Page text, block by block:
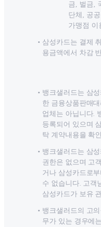
금, 벌금,
단체, 공
가맹점 이
삼성카드는 결제
용금액에서 차감
뱅크샐러드는 삼
한 금융상품판매
업체는 아닙니다.
등록되어 있으며
탁 계약내용을 확
뱅크샐러드는 삼
권한은 없으며 고
거나 삼성카드로
수 없습니다. 고객
삼성카드가 보유
뱅크샐러드의 고
무가 있는 경우에